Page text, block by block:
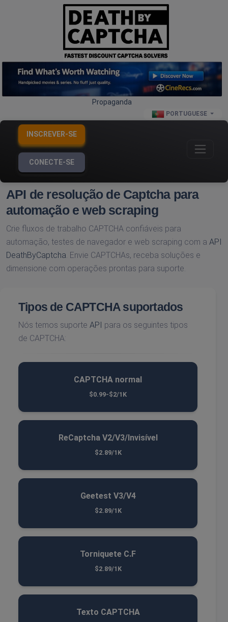
Propaganda
PORTUGUESE
INSCREVER-SE
CONECTE-SE
API de resolução de Captcha para
automação e web scraping
Crie fluxos de trabalho CAPTCHA confiáveis ​​para
automação, testes de navegador e web scraping com a API
DeathByCaptcha . Envie CAPTCHAs, receba soluções e
dimensione com operações prontas para suporte.
Tipos de CAPTCHA suportados
Nós temos suporte API para os seguintes tipos
de CAPTCHA:
CAPTCHA normal
$0.99-$2/1K
ReCaptcha V2/V3/Invisível
$2.89/1K
Geetest V3/V4
$2.89/1K
Torniquete C.F
$2.89/1K
Texto CAPTCHA